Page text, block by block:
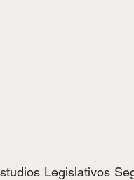
Legislativos